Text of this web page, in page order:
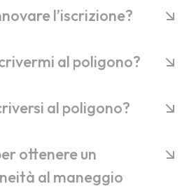
l’iscrizione?
al poligono?
al poligono?
ottenere un
al maneggio